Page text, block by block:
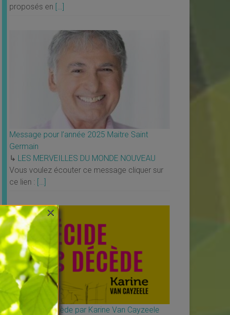
proposés en […]
Message pour l’année 2025 Maitre Saint
Germain
↳ LES MERVEILLES DU MONDE NOUVEAU
Vous voulez écouter ce message cliquer sur
ce lien : […]
Décide ou décède par Karine Van Cayzeele
×